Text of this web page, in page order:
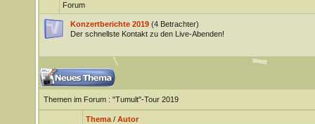
Forum
Konzertberichte 2019 (4 Betrachter)
Der schnellste Kontakt zu den Live-Abenden!
Themen im Forum: "Tumult"-Tour 2019
Thema/ Autor